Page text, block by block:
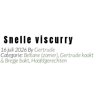
Snelle viscurry
16 juli 2026ByGertrude
Categorie: Beltane (zomer) ,Gertrude kookt
& Bregje bakt Hoofdgerechten